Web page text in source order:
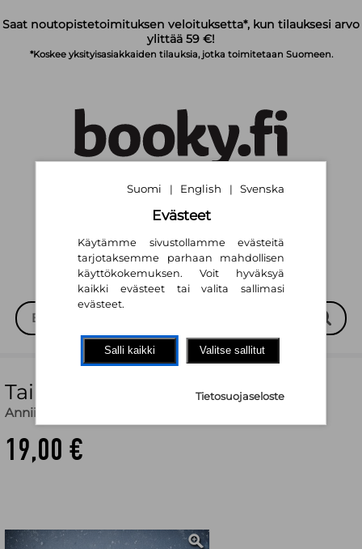
Saat noutopistetoimituksen veloituksetta*, kun tilauksesi arvo
ylittää 59 €!
*Koskee yksityisasiakkaiden tilauksia, jotka toimitetaan Suomeen.
Suomi | English | Svenska
Taikuri ja taskuvaras
Anniina Mikama
19,00 €
Suomi | English | Svenska
Evästeet
Käytämme sivustollamme evästeitä
tarjotaksemme parhaan mahdollisen
käyttökokemuksen. Voit hyväksyä
kaikki evästeet tai valita sallimasi
evästeet.
Salli kaikki Valitse sallitut
Tietosuojaseloste